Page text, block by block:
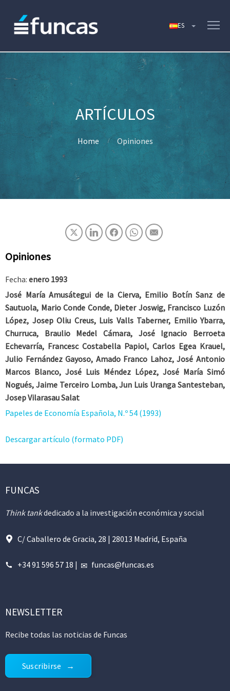
Home Opiniones
Opiniones
Fecha: enero 1993
José María Amusátegui de la Cierva, Emilio Botín Sanz de
Sautuola, Mario Conde Conde, Dieter Joswig, Francisco Luzón
López, Josep Oliu Creus, Luis Valls Taberner, Emilio Ybarra,
Churruca, Braulio Medel Cámara, José Ignacio Berroeta
Echevarría, Francesc Costabella Papiol, Carlos Egea Krauel,
Julio Fernández Gayoso, Amado Franco Lahoz, José Antonio
Marcos Blanco, José Luis Méndez López, José María Simó
Nogués, Jaime Terceiro Lomba, Jun Luis Uranga Santesteban,
Josep Vilarasau Salat
Papeles de Economía Española, N.º 54 (1993)
Descargar artículo (formato PDF)
FUNCAS
Think tankdedicado a la investigación económica y social
C/ Caballero de Gracia, 28 | 28013 Madrid, España
+34 91 596 57 18 | funcas@funcas.es
NEWSLETTER
Recibe todas las noticias de Funcas
Suscribirse